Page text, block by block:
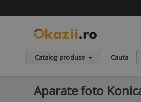
Catalog produse Cauta
Aparate foto